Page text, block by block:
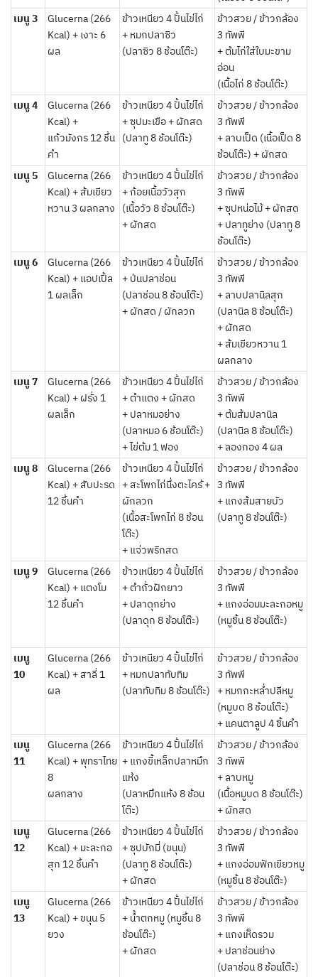
เมนู 3
Glucerna (266
Kcal) + เงาะ 6
ผล
ข้าวเหนียว 4 ปั้นไข่ไก่
+ หมกปลาซิว
(ปลาซิว 8 ช้อนโต๊ะ)
ข้าวสวย / ข้าวกล้อง
3 ทัพพี
+ ต้มไก่ใส่ใบมะขาม
อ่อน
(เนื้อไก่ 8 ช้อนโต๊ะ)
เมนู 4
Glucerna (266
Kcal) +
แก้วมังกร 12 ชิ้น
คำ
ข้าวเหนียว 4 ปั้นไข่ไก่
+ ซุปมะเขือ + ผักสด
(ปลาทู 8 ช้อนโต๊ะ)
ข้าวสวย / ข้าวกล้อง
3 ทัพพี
+ ลาบเป็ด (เนื้อเป็ด 8
ช้อนโต๊ะ) + ผักสด
เมนู 5
Glucerna (266
Kcal) + ส้มเขียว
หวาน 3 ผลกลาง
ข้าวเหนียว 4 ปั้นไข่ไก่
+ ก้อยเนื้อวัวสุก
(เนื้อวัว 8 ช้อนโต๊ะ)
+ ผักสด
ข้าวสวย / ข้าวกล้อง
3 ทัพพี
+ ซุปหน่อไม้ + ผักสด
+ ปลาทูย่าง (ปลาทู 8
ช้อนโต๊ะ)
เมนู 6
Glucerna (266
Kcal) + แอปเปิ้ล
1 ผลเล็ก
ข้าวเหนียว 4 ปั้นไข่ไก่
+ ป่นปลาช่อน
(ปลาช่อน 8 ช้อนโต๊ะ)
+ ผักสด / ผักลวก
ข้าวสวย / ข้าวกล้อง
3 ทัพพี
+ ลาบปลานิลสุก
(ปลานิล 8 ช้อนโต๊ะ)
+ ผักสด
+ ส้มเขียวหวาน 1
ผลกลาง
เมนู 7
Glucerna (266
Kcal) + ฝรั่ง 1
ผลเล็ก
ข้าวเหนียว 4 ปั้นไข่ไก่
+ ตำแตง + ผักสด
+ ปลาหมอย่าง
(ปลาหมอ 6 ช้อนโต๊ะ)
+ ไข่ต้ม 1 ฟอง
ข้าวสวย / ข้าวกล้อง
3 ทัพพี
+ ต้มส้มปลานิล
(ปลานิล 8 ช้อนโต๊ะ)
+ ลองกอง 4 ผล
เมนู 8
Glucerna (266
Kcal) + สับปะรด
12 ชิ้นคำ
ข้าวเหนียว 4 ปั้นไข่ไก่
+ สะโพกไก่นึ่งตะไคร้ +
ผักลวก
(เนื้อสะโพกไก่ 8 ช้อน
โต๊ะ)
+ แจ่วพริกสด
ข้าวสวย / ข้าวกล้อง
3 ทัพพี
+ แกงส้มสายบัว
(ปลาทู 8 ช้อนโต๊ะ)
เมนู 9
Glucerna (266
Kcal) + แตงโม
12 ชิ้นคำ
ข้าวเหนียว 4 ปั้นไข่ไก่
+ ตำถั่วฝักยาว
+ ปลาดุกย่าง
(ปลาดุก 8 ช้อนโต๊ะ)
ข้าวสวย / ข้าวกล้อง
3 ทัพพี
+ แกงอ่อมมะละกอหมู
(หมูชิ้น 8 ช้อนโต๊ะ)
เมนู
10
Glucerna (266
Kcal) + สาลี่ 1
ผล
ข้าวเหนียว 4 ปั้นไข่ไก่
+ หมกปลาทับทิม
(ปลาทับทิม 8 ช้อนโต๊ะ)
ข้าวสวย / ข้าวกล้อง
3 ทัพพี
+ หมกกะหล่ำปลีหมู
(หมูบด 8 ช้อนโต๊ะ)
+ แคนตาลูป 4 ชิ้นคำ
เมนู
11
Glucerna (266
Kcal) + พุทราไทย
8
ผลกลาง
ข้าวเหนียว 4 ปั้นไข่ไก่
+ แกงขี้เหล็กปลาหมึก
แห้ง
(ปลาหมึกแห้ง 8 ช้อน
โต๊ะ)
ข้าวสวย / ข้าวกล้อง
3 ทัพพี
+ ลาบหมู
(เนื้อหมูบด 8 ช้อนโต๊ะ)
+ ผักสด
เมนู
12
Glucerna (266
Kcal) + มะละกอ
สุก 12 ชิ้นคำ
ข้าวเหนียว 4 ปั้นไข่ไก่
+ ซุปบักมี่ (ขนุน)
(ปลาทู 8 ช้อนโต๊ะ)
+ ผักสด
ข้าวสวย / ข้าวกล้อง
3 ทัพพี
+ แกงอ่อมฟักเขียวหมู
(หมูชิ้น 8 ช้อนโต๊ะ)
เมนู
13
Glucerna (266
Kcal) + ขนุน 5
ยวง
ข้าวเหนียว 4 ปั้นไข่ไก่
+ น้ำตกหมู (หมูชิ้น 8
ช้อนโต๊ะ)
+ ผักสด
ข้าวสวย / ข้าวกล้อง
3 ทัพพี
+ แกงเห็ดรวม
+ ปลาช่อนย่าง
(ปลาช่อน 8 ช้อนโต๊ะ)